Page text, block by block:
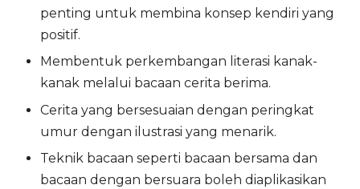
penting untuk membina konsep kendiri yang
positif.
Membentuk perkembangan literasi kanak-
kanak melalui bacaan cerita berima.
Cerita yang bersesuaian dengan peringkat
umur dengan ilustrasi yang menarik.
Teknik bacaan seperti bacaan bersama dan
bacaan dengan bersuara boleh diaplikasikan